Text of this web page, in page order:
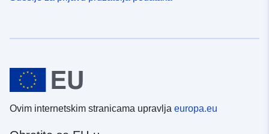
Ovim internetskim stranicama upravlja europa.eu